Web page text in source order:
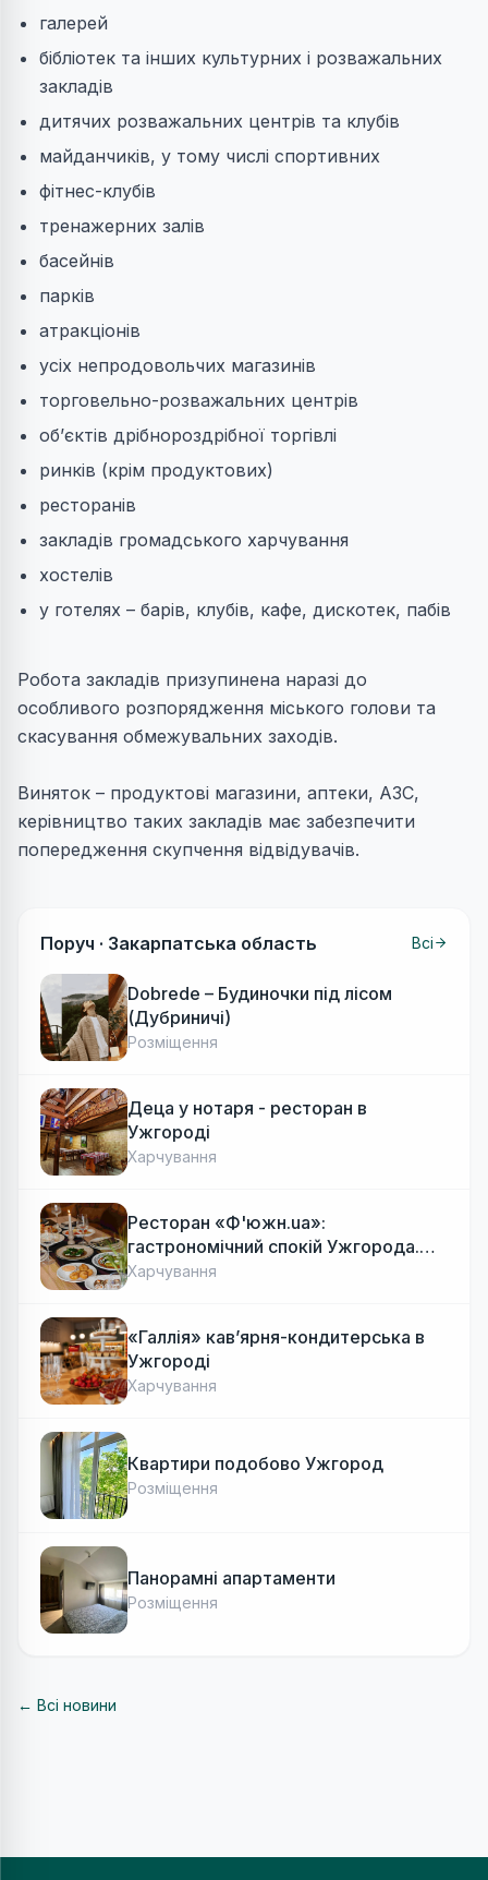
галерей
бібліотек та інших культурних і розважальних
закладів
дитячих розважальних центрів та клубів
майданчиків, у тому числі спортивних
фітнес-клубів
тренажерних залів
басейнів
парків
атракціонів
усіх непродовольчих магазинів
торговельно-розважальних центрів
об’єктів дрібнороздрібної торгівлі
ринків (крім продуктових)
ресторанів
закладів громадського харчування
хостелів
у готелях – барів, клубів, кафе, дискотек, пабів
Робота закладів призупинена наразі до
особливого розпорядження міського голови та
скасування обмежувальних заходів.
Виняток – продуктові магазини, аптеки, АЗС,
керівництво таких закладів має забезпечити
попередження скупчення відвідувачів.
Поруч · Закарпатська область Всі
Dobrede – Будиночки під лісом
(Дубриничі)
Розміщення
Деца у нотаря - ресторан в
Ужгороді
Харчування
Ресторан «Ф'южн.ua»:
гастрономічний спокій Ужгорода.
Авторська локальна кухня, затишок
Харчування
«Галлія» кав’ярня-кондитерська в
Ужгороді
Харчування
Квартири подобово Ужгород
Розміщення
Панорамні апартаменти
Розміщення
← Всі новини